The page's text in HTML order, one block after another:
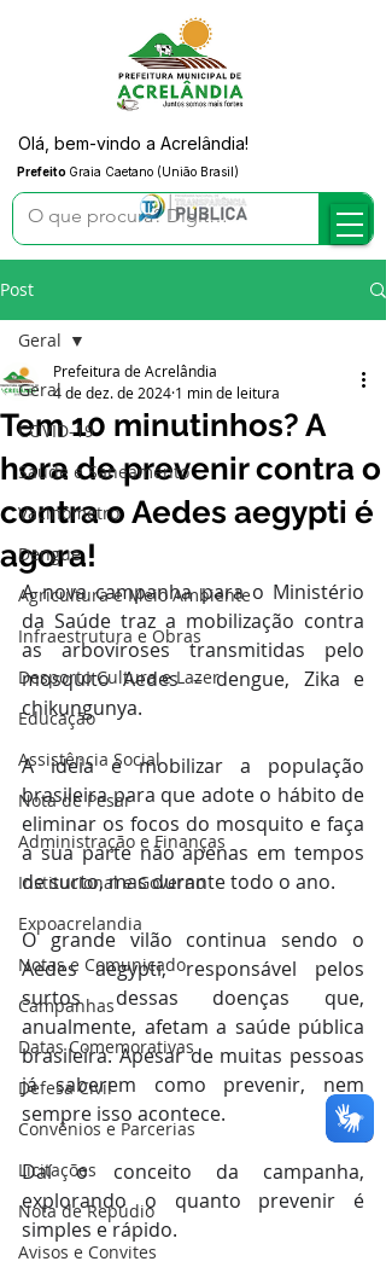
Prefeito Graia Caetano (União Brasil)
Olá, bem-vindo a Acrelândia!
Post
Geral
COVID-19
Saúde e Saneamento
Vacinômetro
Dengue
Agricultura e Meio Ambiente
Infraestrutura e Obras
Desporto Cultura e Lazer
Educação
Assistência Social
Nota de Pesar
Administração e Finanças
Institucional e Governo
Expoacrelandia
Notas e Comunicado
Campanhas
Datas Comemorativas
Defesa Civil
Convênios e Parcerias
Licitações
Nota de Repúdio
Avisos e Convites
Geral
Tem 10 minutinhos? A
hora de prevenir contra o
contra o Aedes aegypti é
agora!
Prefeitura de Acrelândia
4 de dez. de 2024 1 min de leitura
A nova campanha para o Ministério
da Saúde traz a mobilização contra
as arboviroses transmitidas pelo
mosquito Aedes – dengue, Zika e
chikungunya.
A ideia é mobilizar a população
brasileira para que adote o hábito de
eliminar os focos do mosquito e faça
a sua parte não apenas em tempos
de surto, mas durante todo o ano.
O grande vilão continua sendo o
Aedes aegypti, responsável pelos
surtos dessas doenças que,
anualmente, afetam a saúde pública
brasileira. Apesar de muitas pessoas
já saberem como prevenir, nem
sempre isso acontece.
Daí o conceito da campanha,
explorando o quanto prevenir é
simples e rápido.